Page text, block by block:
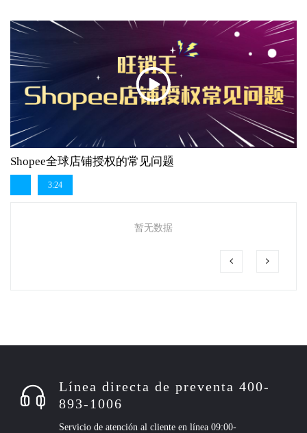
Shopee全球店铺授权的常见问题
3:24
暂无数据
Línea directa de preventa 400-
893-1006
Servicio de atención al cliente en línea 09:00-